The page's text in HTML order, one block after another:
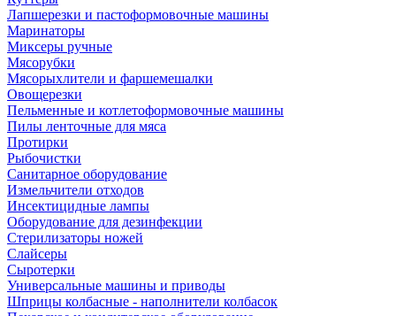
Лапшерезки и пастоформовочные машины
Маринаторы
Миксеры ручные
Мясорубки
Мясорыхлители и фаршемешалки
Овощерезки
Пельменные и котлетоформовочные машины
Пилы ленточные для мяса
Протирки
Рыбочистки
Санитарное оборудование
Измельчители отходов
Инсектицидные лампы
Оборудование для дезинфекции
Стерилизаторы ножей
Слайсеры
Сыротерки
Универсальные машины и приводы
Шприцы колбасные - наполнители колбасок